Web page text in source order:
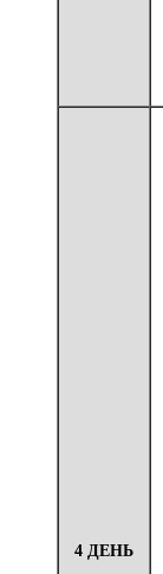
4 ДЕНЬ